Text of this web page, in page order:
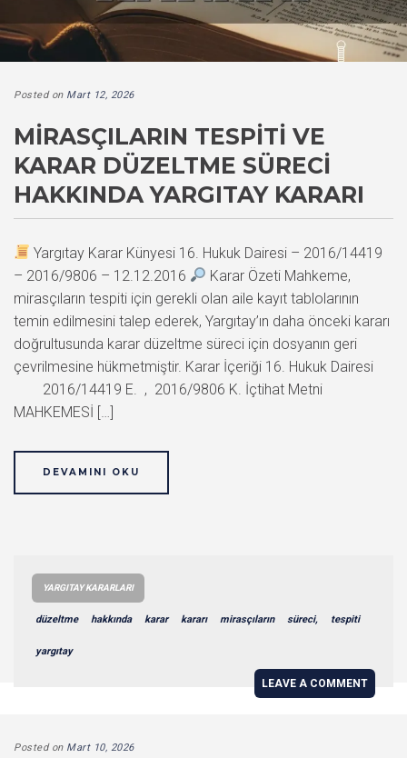
Posted on Mart 12, 2026
MIRASÇILARIN TESPITI VE
KARAR DÜZELTME SÜRECI
HAKKINDA YARGITAY KARARI
Yargıtay Karar Künyesi 16. Hukuk Dairesi – 2016/14419
– 2016/9806 – 12.12.2016
Karar Özeti Mahkeme,
mirasçıların tespiti için gerekli olan aile kayıt tablolarının
temin edilmesini talep ederek, Yargıtay’ın daha önceki kararı
doğrultusunda karar düzeltme süreci için dosyanın geri
çevrilmesine hükmetmiştir. Karar İçeriği 16. Hukuk Dairesi
2016/14419 E. , 2016/9806 K. İçtihat Metni
MAHKEMESİ […]
DEVAMINI OKU
YARGITAY KARARLARI
düzeltme hakkında karar kararı mirasçıların süreci, tespiti
yargıtay
LEAVE A COMMENT
Posted on Mart 10, 2026